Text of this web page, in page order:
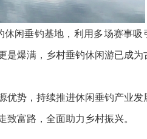
闲垂钓基地，利用多场赛事吸
是爆满，乡村垂钓休闲游已成为
势，持续推进休闲垂钓产业发
富路，全面助力乡村振兴。